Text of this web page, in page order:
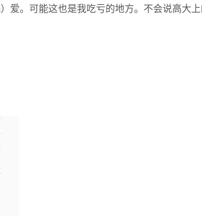
爱。可能这也是我吃亏的地方。不会说高大